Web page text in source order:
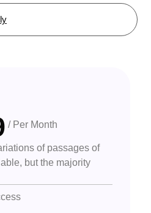
/ Per Month
of passages of
but the majority